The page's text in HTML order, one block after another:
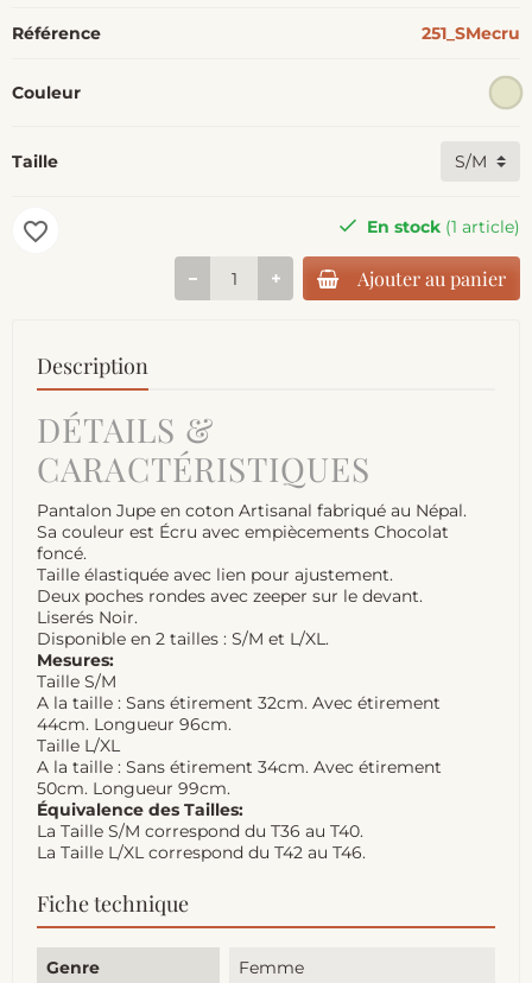
Référence 251_SMecru
Couleur
Taille
En stock (1 article)
Ajouter au panier
favorite_border
Description
DÉTAILS &
CARACTÉRISTIQUES
Pantalon Jupe en coton Artisanal fabriqué au Népal.
Sa couleur est Écru avec empiècements Chocolat
foncé.
Taille élastiquée avec lien pour ajustement.
Deux poches rondes avec zeeper sur le devant.
Liserés Noir.
Disponible en 2 tailles : S/M et L/XL.
Mesures:
Taille S/M
A la taille : Sans étirement 32cm. Avec étirement
44cm. Longueur 96cm.
Taille L/XL
A la taille : Sans étirement 34cm. Avec étirement
50cm. Longueur 99cm.
Équivalence des Tailles:
La Taille S/M correspond du T36 au T40.
La Taille L/XL correspond du T42 au T46.
Fiche technique
Genre Femme